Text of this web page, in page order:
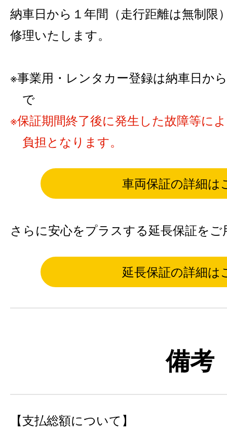
納車日から１年間（走行距離は無制限
修理いたします。
事業用・レンタカー登録は納車日か
で
保証期間終了後に発生した故障等に
負担となります。
車両保証の詳細は
さらに安心をプラスする延長保証を
延長保証の詳細は
備考
【支払総額について】